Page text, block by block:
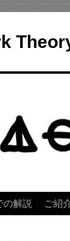
の解説 ご紹